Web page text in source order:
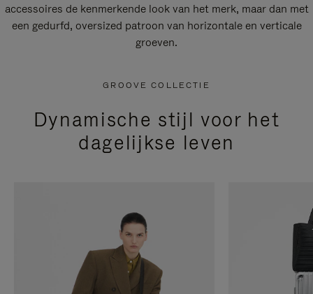
accessoires de kenmerkende look van het merk, maar dan met
een gedurfd, oversized patroon van horizontale en verticale
groeven.
GROOVE COLLECTIE
Dynamische stijl voor het
dagelijkse leven